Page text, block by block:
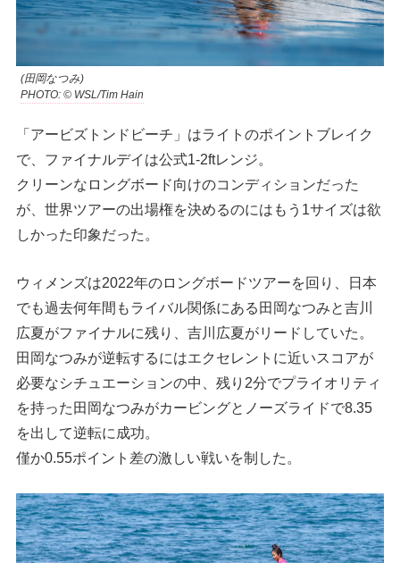
(田岡なつみ)
PHOTO: © WSL/Tim Hain
「アービズトンドビーチ」はライトのポイントブレイク
で、ファイナルデイは公式1-2ftレンジ。
クリーンなロングボード向けのコンディションだった
が、世界ツアーの出場権を決めるのにはもう1サイズは欲
しかった印象だった。
ウィメンズは2022年のロングボードツアーを回り、日本
でも過去何年間もライバル関係にある田岡なつみと吉川
広夏がファイナルに残り、吉川広夏がリードしていた。
田岡なつみが逆転するにはエクセレントに近いスコアが
必要なシチュエーションの中、残り2分でプライオリティ
を持った田岡なつみがカービングとノーズライドで8.35
を出して逆転に成功。
僅か0.55ポイント差の激しい戦いを制した。